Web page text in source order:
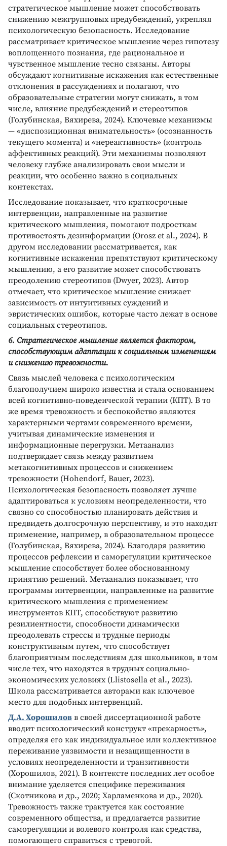
стратегическое мышление может способствовать
снижению межгрупповых предубеждений, укрепляя
психологическую безопасность. Исследование
рассматривает критическое мышление через гипотезу
воплощенного познания, где рациональное и
чувственное мышление тесно связаны. Авторы
обсуждают когнитивные искажения как естественные
отклонения в рассуждениях и полагают, что
образовательные стратегии могут снижать, в том
числе, влияние предубеждений и стереотипов
(Голубинская, Вяхирева, 2024). Ключевые механизмы
— «диспозиционная внимательность» (осознанность
текущего момента) и «нереактивность» (контроль
аффективных реакций). Эти механизмы позволяют
человеку глубже анализировать свои мысли и
реакции, что особенно важно в социальных
контекстах.
Исследование показывает, что краткосрочные
интервенции, направленные на развитие
критического мышления, помогают подросткам
противостоять дезинформации (Orosz et al., 2024). В
другом исследовании рассматривается, как
когнитивные искажения препятствуют критическому
мышлению, а его развитие может способствовать
преодолению стереотипов (Dwyer, 2023). Автор
отмечает, что критическое мышление снижает
зависимость от интуитивных суждений и
эвристических ошибок, которые часто лежат в основе
социальных стереотипов.
6. Стратегическое мышление является фактором,
способствующим адаптации к социальным изменениям
и снижению тревожности.
Связь мыслей человека с психологическим
благополучием широко известна и стала основанием
всей когнитивно-поведенческой терапии (КПТ). В то
же время тревожность и беспокойство являются
характерными чертами современного времени,
учитывая динамические изменения и
информационные перегрузки. Метаанализ
подтверждает связь между развитием
метакогнитивных процессов и снижением
тревожности (Hohendorf, Bauer, 2023).
Психологическая безопасность позволяет лучше
адаптироваться к условиям неопределенности, что
связно со способностью планировать действия и
предвидеть долгосрочную перспективу, и это находит
применение, например, в образовательном процессе
(Голубинская, Вяхирева, 2024). Благодаря развитию
процессов рефлексии и саморегуляции критическое
мышление способствует более обоснованному
принятию решений. Метаанализ показывает, что
программы интервенции, направленные на развитие
критического мышления с применением
инструментов КПТ, способствуют развитию
резилиентности, способности динамически
преодолевать стрессы и трудные периоды
конструктивным путем, что способствует
благоприятным последствиям для школьников, в том
числе тех, что находятся в трудных социально-
экономических условиях (Llistosella et al., 2023).
Школа рассматривается авторами как ключевое
место для подобных интервенций.
Д.А. Хорошилов в своей диссертационной работе
вводит психологический конструкт «прекарность»,
определяя его как индивидуальное или коллективное
переживание уязвимости и незащищенности в
условиях неопределенности и транзитивности
(Хорошилов, 2021). В контексте последних лет особое
внимание уделяется специфике переживания
(Скотникова и др., 2020; Харламенкова и др., 2020).
Тревожность также трактуется как состояние
современного общества, и предлагается развитие
саморегуляции и волевого контроля как средства,
помогающего справиться с тревогой.